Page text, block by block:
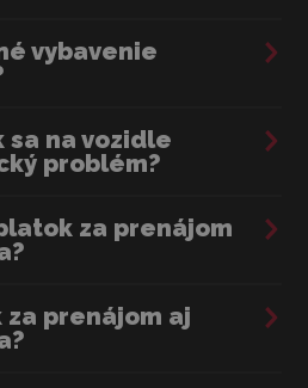
vybavenie
sa na vozidle
problém?
za prenájom
prenájom aj